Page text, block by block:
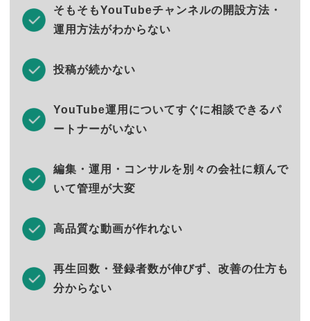
そもそもYouTubeチャンネルの開設方法・
運用方法がわからない
投稿が続かない
YouTube運用についてすぐに相談できるパ
ートナーがいない
編集・運用・コンサルを別々の会社に頼んで
いて管理が大変
高品質な動画が作れない
再生回数・登録者数が伸びず、改善の仕方も
分からない